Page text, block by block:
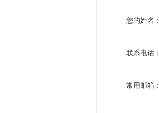
您的姓名：
联系电话：
常用邮箱：